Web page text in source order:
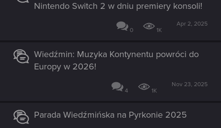
Nintendo Switch 2 w dniu premiery konsoli!
0 1K
Apr 2, 2025
Wiedźmin: Muzyka Kontynentu powróci do
Europy w 2026!
4 1K
Nov 23, 2025
Parada Wiedźmińska na Pyrkonie 2025